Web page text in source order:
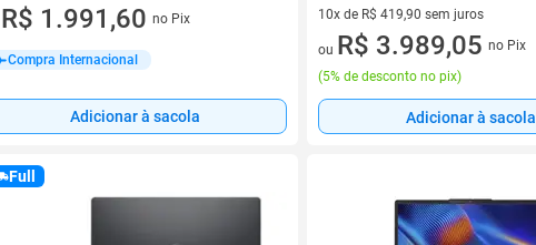
de R$ 284,51 sem juros
R$ 1.991,60 no Pix
Compra Internacional
Adicionar à sacola
10x de R$ 419,90 sem juros
10 vez de R$ 419,90 sem juros
ou R$ 3.989,05 no Pix
(5% de desconto no pix)
Adicionar à sacola
Full